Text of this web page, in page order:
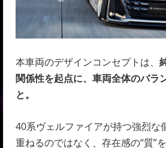
本車両のデザインコンセプトは、
関係性を起点に、車両全体のバラ
と。
40系ヴェルファイアが持つ強烈な
重ねるのではなく、存在感の“質”